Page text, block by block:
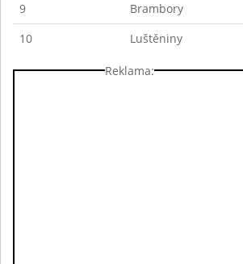
9
Brambory
10
Luštěniny
Reklama: